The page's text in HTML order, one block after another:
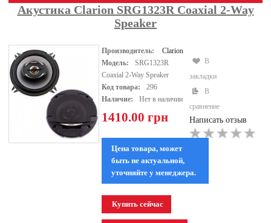
Акустика Clarion SRG1323R Coaxial 2-Way
Speaker
Производитель:
Clarion
Модель:
SRG1323R
Coaxial 2-Way Speaker
Код товара:
296
Наличие:
Нет в наличии
1410.00 грн
Цена товара, может
быть не актуальной,
уточняйте у менеджера.
В
закладки
В
сравнение
Написать отзыв